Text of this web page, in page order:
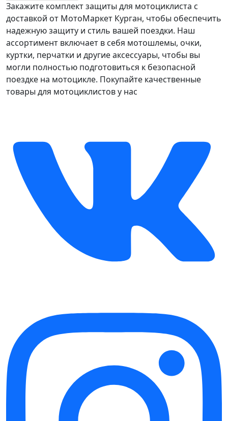
Закажите комплект защиты для мотоциклиста с
доставкой от МотоМаркет Курган, чтобы обеспечить
надежную защиту и стиль вашей поездки. Наш
ассортимент включает в себя мотошлемы, очки,
куртки, перчатки и другие аксессуары, чтобы вы
могли полностью подготовиться к безопасной
поездке на мотоцикле. Покупайте качественные
товары для мотоциклистов у нас